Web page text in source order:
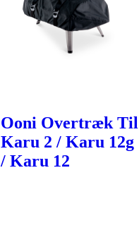
Ooni Overtræk Til
Karu 2 / Karu 12g
/ Karu 12